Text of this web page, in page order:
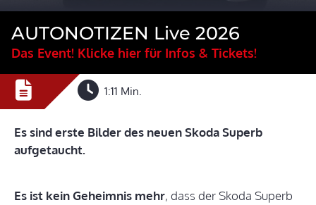
AUTONOTIZEN Live 2026
Das Event! Klicke hier für Infos & Tickets!
1:11 Min.
Es sind erste Bilder des neuen Skoda Superb
aufgetaucht.
Es ist kein Geheimnis mehr, dass der Skoda Superb